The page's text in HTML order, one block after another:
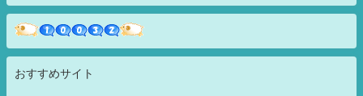
おすすめサイト